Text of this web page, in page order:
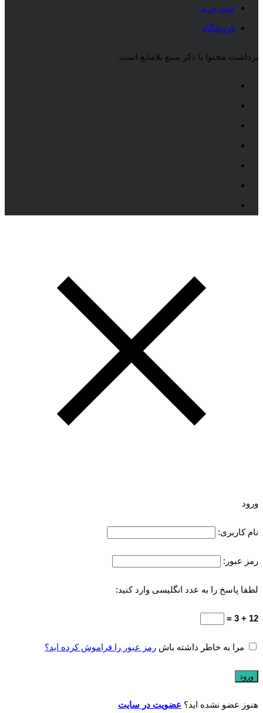
سبد خرید
فروشگاه
برداشت محتوا با ذکر منبع بلامانع است.
ورود
نام کاربری:
رمز عبور:
لطفا پاسخ را به عدد انگلیسی وارد کنید:
12 + 3 =
مرا به خاطر داشته باش رمز عبور را فراموش کرده اید؟
هنوز عضو نشده اید؟ عضویت در سایت